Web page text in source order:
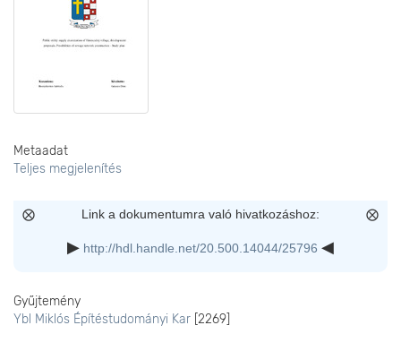
Metaadat
Teljes megjelenítés
Link a dokumentumra való hivatkozáshoz:
http://hdl.handle.net/20.500.14044/25796
Gyűjtemény
Ybl Miklós Építéstudományi Kar [2269]